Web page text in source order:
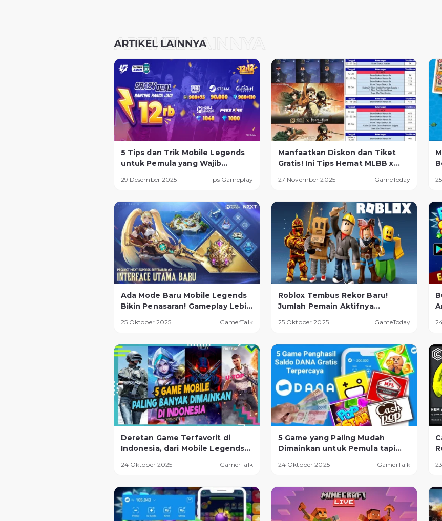
5 Tips dan Trik Mobile Legends
untuk Pemula yang Wajib
29 Desember 2025 Tips Gameplay
Manfaatkan Diskon dan Tiket
Gratis! Ini Tips Hemat MLBB x
27 November 2025 GameToday
Ada Mode Baru Mobile Legends
Bikin Penasaran! Gameplay Lebih
Ekstrem
25 Oktober 2025 GamerTalk
Roblox Tembus Rekor Baru!
Jumlah Pemain Aktifnya
25 Oktober 2025 GameToday
Deretan Game Terfavorit di
Indonesia, dari Mobile Legends
24 Oktober 2025 GamerTalk
5 Game yang Paling Mudah
Dimainkan untuk Pemula tapi
24 Oktober 2025 GamerTalk